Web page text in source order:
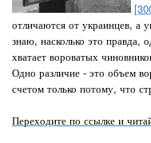
отличаются от украинцев, а
знаю, насколько это правда,
хватает вороватых
Одно различие - это объем
счетом только потому, что
Переходите по ссылке и